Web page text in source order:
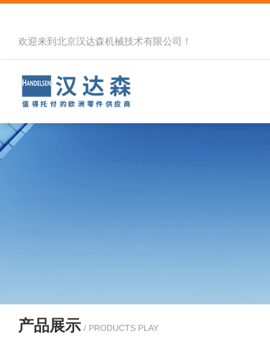
欢迎来到北京汉达森机械技术有限公司！
产品展示 / PRODUCTS PLAY